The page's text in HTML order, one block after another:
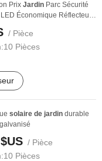
Prix Jardin Parc Sécurité
Économique Réflecteur
/ Pièce
10 Pièces
solaire de jardin durable
/ Pièce
10 Pièces